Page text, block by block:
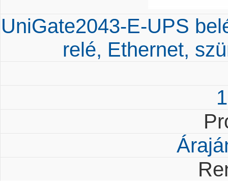
UniGate2043-E-UPS
relé, Ethernet,